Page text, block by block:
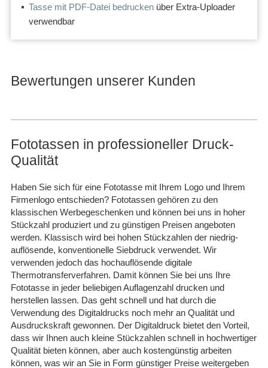
Tasse mit PDF-Datei bedrucken über Extra-Uploader
verwendbar
Bewertungen unserer Kunden
Fototassen in professioneller Druck-
Qualität
Haben Sie sich für eine Fototasse mit Ihrem Logo und Ihrem
Firmenlogo entschieden? Fototassen gehören zu den
klassischen Werbegeschenken und können bei uns in hoher
Stückzahl produziert und zu günstigen Preisen angeboten
werden. Klassisch wird bei hohen Stückzahlen der niedrig-
auflösende, konventionelle Siebdruck verwendet. Wir
verwenden jedoch das hochauflösende digitale
Thermotransferverfahren. Damit können Sie bei uns Ihre
Fototasse in jeder beliebigen Auflagenzahl drucken und
herstellen lassen. Das geht schnell und hat durch die
Verwendung des Digitaldrucks noch mehr an Qualität und
Ausdruckskraft gewonnen. Der Digitaldruck bietet den Vorteil,
dass wir Ihnen auch kleine Stückzahlen schnell in hochwertiger
Qualität bieten können, aber auch kostengünstig arbeiten
können, was wir an Sie in Form günstiger Preise weitergeben